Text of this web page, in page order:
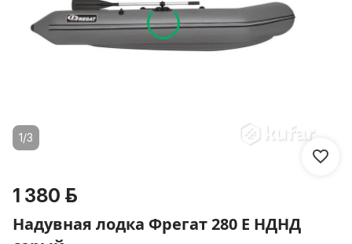
1/3
1 380 р.
Надувная лодка Фрегат 280 Е НДНД